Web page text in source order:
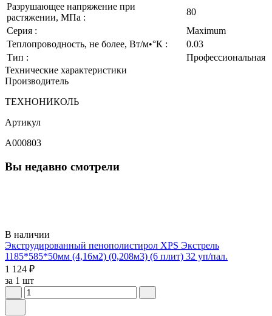
Разрушающее напряжение при
растяжении, МПа :
80
Серия :
Maximum
Теплопроводность, не более, Вт/м•°К :
0.03
Тип :
Профессиональная
Технические характеристики
Производитель
ТЕХНОНИКОЛЬ
Артикул
A000803
Вы недавно смотрели
В наличии
Экструдированный пенополистирол XPS Экстрель
1185*585*50мм (4,16м2) (0,208м3) (6 плит) 32 уп/пал.
1 124 ₽
за 1 шт